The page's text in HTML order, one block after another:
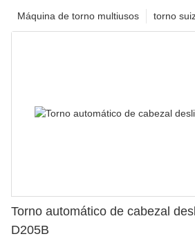
torno
Máquina de torno multiusos
Torno automático de cabezal
D205B